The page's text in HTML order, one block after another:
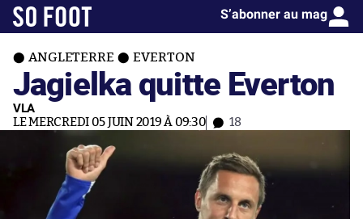
S’abonner au mag
ANGLETERRE EVERTON
Jagielka quitte Everton
VLA
LE MERCREDI 05 JUIN 2019 À 09:30 18